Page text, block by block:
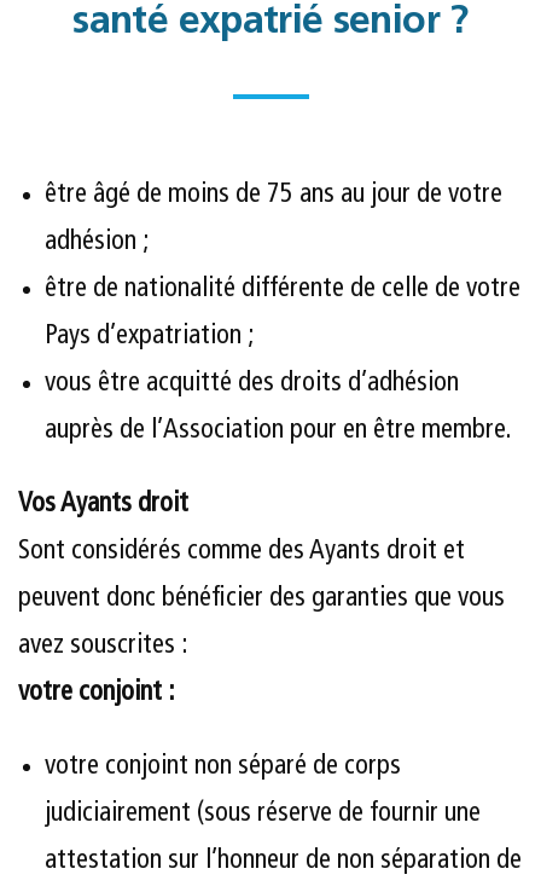
santé expatrié senior ?
être âgé de moins de 75 ans au jour de votre
adhésion ;
être de nationalité différente de celle de votre
Pays d’expatriation ;
vous être acquitté des droits d’adhésion
auprès de l’Association pour en être membre.
Vos Ayants droit
Sont considérés comme des Ayants droit et
peuvent donc bénéficier des garanties que vous
avez souscrites :
votre conjoint :
votre conjoint non séparé de corps
judiciairement (sous réserve de fournir une
attestation sur l’honneur de non séparation de